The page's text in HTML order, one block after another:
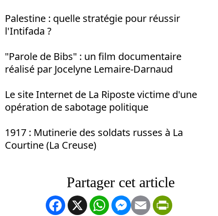
Palestine : quelle stratégie pour réussir
l'Intifada ?
"Parole de Bibs" : un film documentaire
réalisé par Jocelyne Lemaire-Darnaud
Le site Internet de La Riposte victime d'une
opération de sabotage politique
1917 : Mutinerie des soldats russes à La
Courtine (La Creuse)
Facebook
X WhatsApp
Messenger
Email